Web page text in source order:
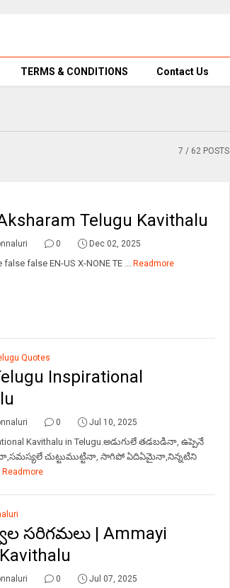
TERMS & CONDITIONS Contact Us
7 / 62 POSTS
Telugu Kavithalu
0 Dec 02, 2025
false EN-US X-NONE TE ... Readmore
Quotes
Inspirational
0 Jul 10, 2025
Kavithalu in Telugu.అడుగులే తడబడినా, ఉప్పెనే
చుట్టుముట్టినా, సాగిపో ఏదిఏమైనా,నిన్నటిని
Readmore
సరిగమలు | Ammayi
0 Jul 07, 2025